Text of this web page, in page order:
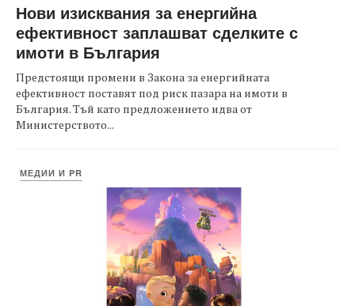
Нови изисквания за енергийна
ефективност заплашват сделките с
имоти в България
Предстоящи промени в Закона за енергийната
ефективност поставят под риск пазара на имоти в
България. Тъй като предложението идва от
Министерството...
МЕДИИ И PR